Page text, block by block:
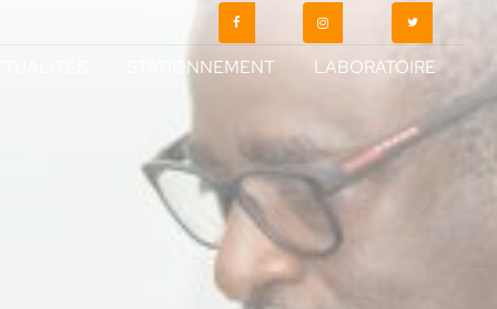
STATIONNEMENT LABORATOIRE